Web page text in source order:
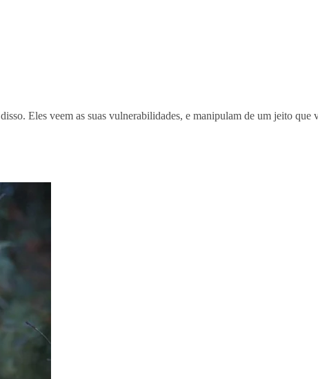
Eles veem as suas vulnerabilidades, e manipulam de um jeito que